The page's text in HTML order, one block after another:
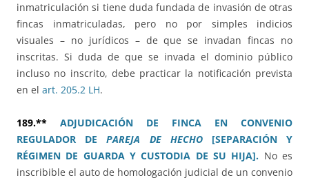
inmatriculación si tiene duda fundada de invasión de otras
fincas inmatriculadas, pero no por simples indicios
visuales – no jurídicos – de que se invadan fincas no
inscritas. Si duda de que se invada el dominio público
incluso no inscrito, debe practicar la notificación prevista
en el art. 205.2 LH.
189.** ADJUDICACIÓN DE FINCA EN CONVENIO
REGULADOR DEPAREJA DE HECHO[SEPARACIÓN Y
RÉGIMEN DE GUARDA Y CUSTODIA DE SU HIJA]. No es
inscribible el auto de homologación judicial de un convenio